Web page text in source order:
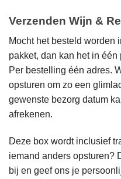
Verzenden Wijn &
Mocht het besteld worden
pakket, dan kan het in
Per bestelling één adres.
opsturen om zo een
gewenste bezorg datum
afrekenen.
Deze box wordt inclusief
iemand anders opsturen?
bij en geef ons je